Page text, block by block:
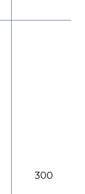
300